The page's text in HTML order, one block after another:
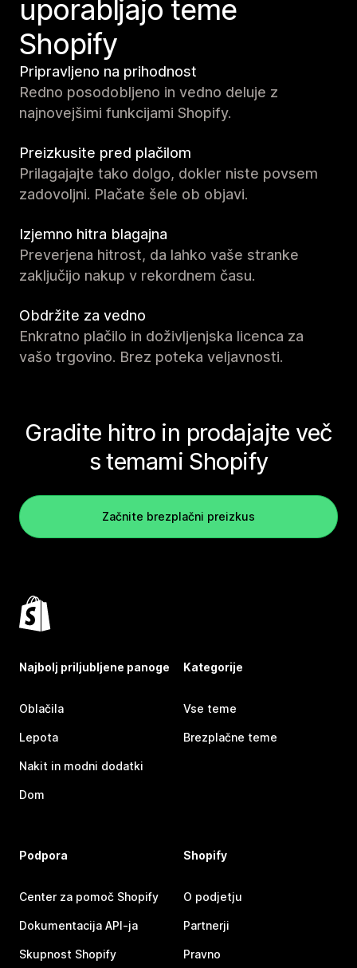
uporabljajo teme
Shopify
Pripravljeno na prihodnost
Redno posodobljeno in vedno deluje z
najnovejšimi funkcijami Shopify.
Preizkusite pred plačilom
Prilagajajte tako dolgo, dokler niste povsem
zadovoljni. Plačate šele ob objavi.
Izjemno hitra blagajna
Preverjena hitrost, da lahko vaše stranke
zaključijo nakup v rekordnem času.
Obdržite za vedno
Enkratno plačilo in doživljenjska licenca za
vašo trgovino. Brez poteka veljavnosti.
Gradite hitro in prodajajte več
s temami Shopify
Začnite brezplačni preizkus
Najbolj priljubljene panoge
Oblačila
Lepota
Nakit in modni dodatki
Dom
Kategorije
Vse teme
Brezplačne teme
Podpora
Center za pomoč Shopify
Dokumentacija API-ja
Skupnost Shopify
Shopify
O podjetju
Partnerji
Pravno